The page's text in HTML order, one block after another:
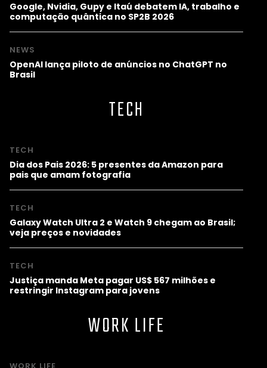
Google, Nvidia, Gupy e Itaú debatem IA, trabalho e
computação quântica no SP2B 2026
NEWS
OpenAI lança piloto de anúncios no ChatGPT no
Brasil
TECH
TECH
Dia dos Pais 2026: 5 presentes da Amazon para
pais que amam fotografia
TECH
Galaxy Watch Ultra 2 e Watch 9 chegam ao Brasil;
veja preços e novidades
TECH
Justiça manda Meta pagar US$ 567 milhões e
restringir Instagram para jovens
WORK LIFE
WORK LIFE